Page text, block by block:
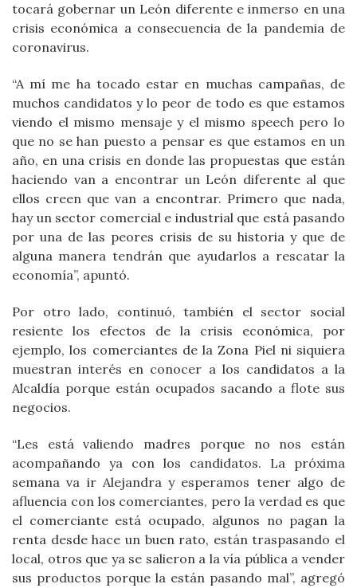
tocará gobernar un León diferente e inmerso en una
crisis económica a consecuencia de la pandemia de
coronavirus.
“A mí me ha tocado estar en muchas campañas, de
muchos candidatos y lo peor de todo es que estamos
viendo el mismo mensaje y el mismo speech pero lo
que no se han puesto a pensar es que estamos en un
año, en una crisis en donde las propuestas que están
haciendo van a encontrar un León diferente al que
ellos creen que van a encontrar. Primero que nada,
hay un sector comercial e industrial que está pasando
por una de las peores crisis de su historia y que de
alguna manera tendrán que ayudarlos a rescatar la
economía”, apuntó.
Por otro lado, continuó, también el sector social
resiente los efectos de la crisis económica, por
ejemplo, los comerciantes de la Zona Piel ni siquiera
muestran interés en conocer a los candidatos a la
Alcaldía porque están ocupados sacando a flote sus
negocios.
“Les está valiendo madres porque no nos están
acompañando ya con los candidatos. La próxima
semana va ir Alejandra y esperamos tener algo de
afluencia con los comerciantes, pero la verdad es que
el comerciante está ocupado, algunos no pagan la
renta desde hace un buen rato, están traspasando el
local, otros que ya se salieron a la vía pública a vender
sus productos porque la están pasando mal”, agregó